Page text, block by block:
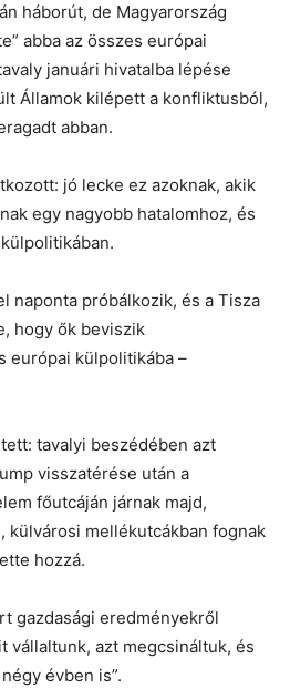
háborút, de Magyarország
abba az összes európai
januári hivatalba lépése
Államok kilépett a konfliktusból,
abban.
jó lecke ez azoknak, akik
egy nagyobb hatalomhoz, és
naponta próbálkozik, és a Tisza
hogy ők beviszik
európai külpolitikába –
tavalyi beszédében azt
visszatérése után a
főutcáján járnak majd,
külvárosi mellékutcákban fognak
hozzá.
gazdasági eredményekről
vállaltunk, azt megcsináltuk, és
évben is”.